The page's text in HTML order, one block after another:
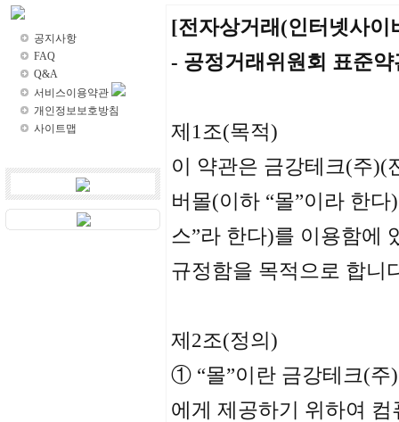
공지사항
FAQ
Q&A
서비스이용약관
개인정보보호방침
사이트맵
[전자상거래(인터넷사이
- 공정거래위원회 표준약
제1조(목적)
이 약관은 금강테크(주)(
버몰(이하 “몰”이라 한
스”라 한다)를 이용함에
규정함을 목적으로 합니
제2조(정의)
① “몰”이란 금강테크(주
에게 제공하기 위하여